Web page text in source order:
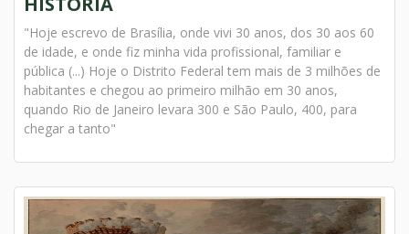
"Hoje escrevo de Brasília, onde vivi 30 anos, dos 30 aos 60
de idade, e onde fiz minha vida profissional, familiar e
pública (...) Hoje o Distrito Federal tem mais de 3 milhões de
habitantes e chegou ao primeiro milhão em 30 anos,
quando Rio de Janeiro levara 300 e São Paulo, 400, para
chegar a tanto"